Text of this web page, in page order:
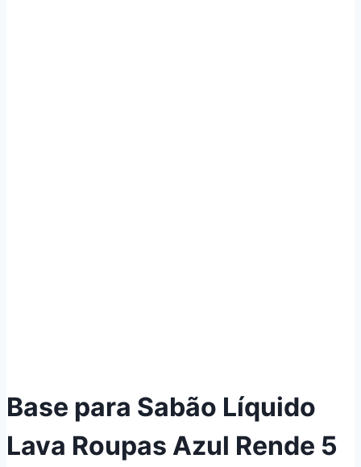
Base para Sabão Líquido
Lava Roupas Azul Rende 5